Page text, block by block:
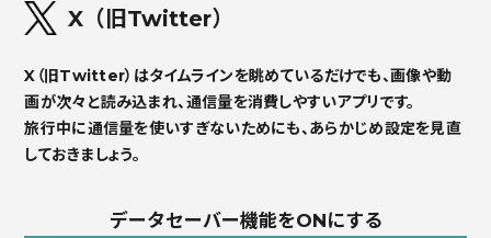
X（旧Twitter）
X（旧Twitter）はタイムラインを眺めているだけでも、画像や動
画が次々と読み込まれ、通信量を消費しやすいアプリです。
旅行中に通信量を使いすぎないためにも、あらかじめ設定を見直
しておきましょう。
データセーバー機能をONにする